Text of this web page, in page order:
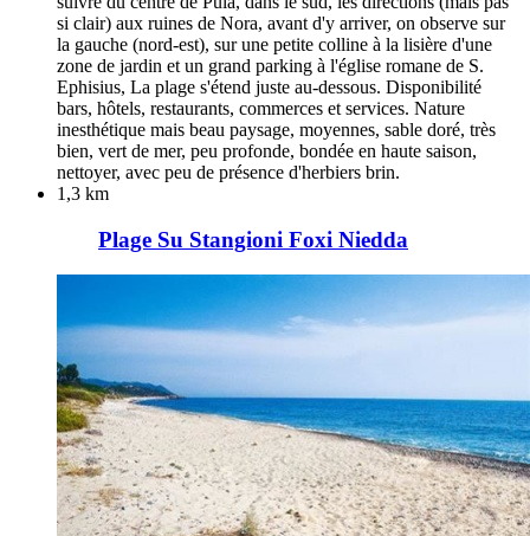
si clair) aux ruines de Nora, avant d'y arriver, on observe sur
la gauche (nord-est), sur une petite colline à la lisière d'une
zone de jardin et un grand parking à l'église romane de S.
Ephisius, La plage s'étend juste au-dessous. Disponibilité
bars, hôtels, restaurants, commerces et services. Nature
inesthétique mais beau paysage, moyennes, sable doré, très
bien, vert de mer, peu profonde, bondée en haute saison,
nettoyer, avec peu de présence d'herbiers brin.
1,3 km
Plage Su Stangioni Foxi Niedda